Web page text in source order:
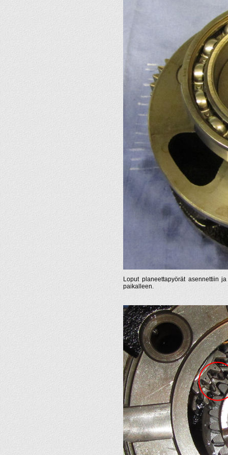
Loput planeettapyörät asennettiin
paikalleen.